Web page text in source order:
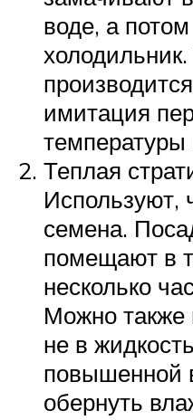
воде, а
имитация
температуры
Теплая
Используют,
семена.
помещают в
несколько
Можно также
не в
повышенной
обернуть